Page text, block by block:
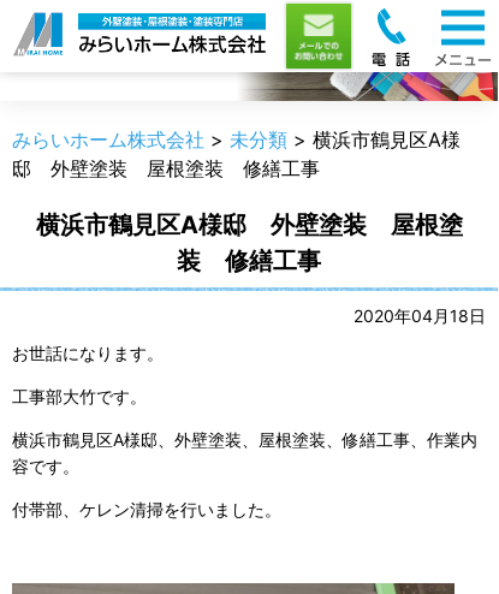
職人のうんちく
みらいホーム株式会社 > 未分類 > 横浜市鶴見区A様
邸 外壁塗装 屋根塗装 修繕工事
横浜市鶴見区A様邸 外壁塗装 屋根塗
装 修繕工事
2020年04月18日
お世話になります。
工事部大竹です。
横浜市鶴見区A様邸、外壁塗装、屋根塗装、修繕工事、作業内
容です。
付帯部、ケレン清掃を行いました。